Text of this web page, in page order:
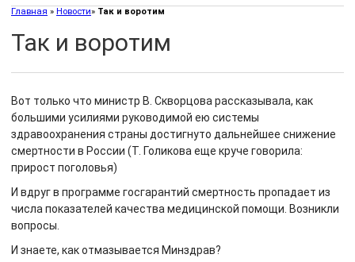
Главная » Новости» Так и воротим
Так и воротим
Вот только что министр В. Скворцова рассказывала, как
большими усилиями руководимой ею системы
здравоохранения страны достигнуто дальнейшее снижение
смертности в России (Т. Голикова еще круче говорила:
прирост поголовья)
И вдруг в программе госгарантий смертность пропадает из
числа показателей качества медицинской помощи. Возникли
вопросы.
И знаете, как отмазывается Минздрав?